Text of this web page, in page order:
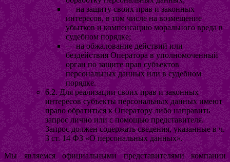
— на защиту своих прав и законных
интересов, в том числе на возмещение
убытков и компенсацию морального вреда в
судебном порядке;
— на обжалование действий или
бездействия Оператора в уполномоченный
орган по защите прав субъектов
персональных данных или в судебном
порядке.
6.2. Для реализации своих прав и законных
интересов субъекты персональных данных имеют
право обратиться к Оператору либо направить
запрос лично или с помощью представителя.
Запрос должен содержать сведения, указанные в ч.
3 ст. 14 ФЗ «О персональных данных».
Мы являемся официальными представителями компании